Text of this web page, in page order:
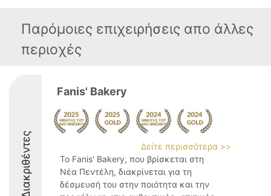
Παρόμοιες επιχειρήσεις απο άλλες
περιοχές
Διακριθέντες
Fanis' Bakery
Δείτε περισσότερα >>
Το Fanis' Bakery, που βρίσκεται στη
Νέα Πεντέλη, διακρίνεται για τη
δέσμευσή του στην ποιότητα και την